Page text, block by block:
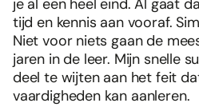
je al een heel eind. Al gaat
tijd en kennis aan vooraf.
Niet voor niets gaan de
jaren in de leer. Mijn snelle
deel te wijten aan het feit
vaardigheden kan aanleren.